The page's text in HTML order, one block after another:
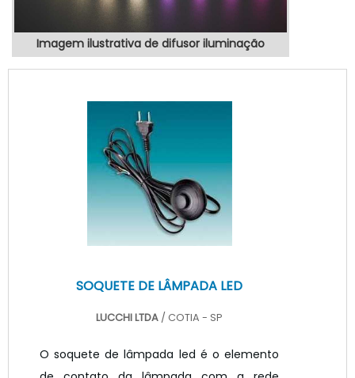
Imagem ilustrativa de difusor iluminação
SOQUETE DE LÂMPADA LED
LUCCHI LTDA / COTIA - SP
O soquete de lâmpada led é o elemento